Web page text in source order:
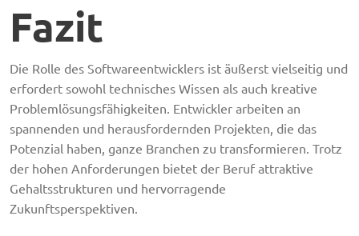
Fazit
Die Rolle des Softwareentwicklers ist äußerst vielseitig und
erfordert sowohl technisches Wissen als auch kreative
Problemlösungsfähigkeiten. Entwickler arbeiten an
spannenden und herausfordernden Projekten, die das
Potenzial haben, ganze Branchen zu transformieren. Trotz
der hohen Anforderungen bietet der Beruf attraktive
Gehaltsstrukturen und hervorragende
Zukunftsperspektiven.